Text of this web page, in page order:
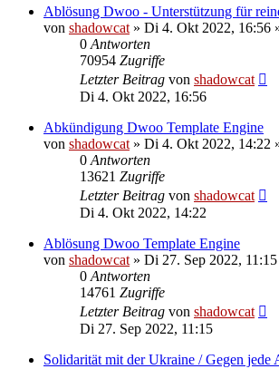
Ablösung Dwoo - Unterstützung für
von shadowcat » Di 4. Okt 2022, 16:56
0 Antworten
70954 Zugriffe
Letzter Beitrag von shadowcat
Di 4. Okt 2022, 16:56
Abkündigung Dwoo Template Engine
von shadowcat » Di 4. Okt 2022, 14:22
0 Antworten
13621 Zugriffe
Letzter Beitrag von shadowcat
Di 4. Okt 2022, 14:22
Ablösung Dwoo Template Engine
von shadowcat » Di 27. Sep 2022, 11:15
0 Antworten
14761 Zugriffe
Letzter Beitrag von shadowcat
Di 27. Sep 2022, 11:15
Solidarität mit der Ukraine / Gegen jede